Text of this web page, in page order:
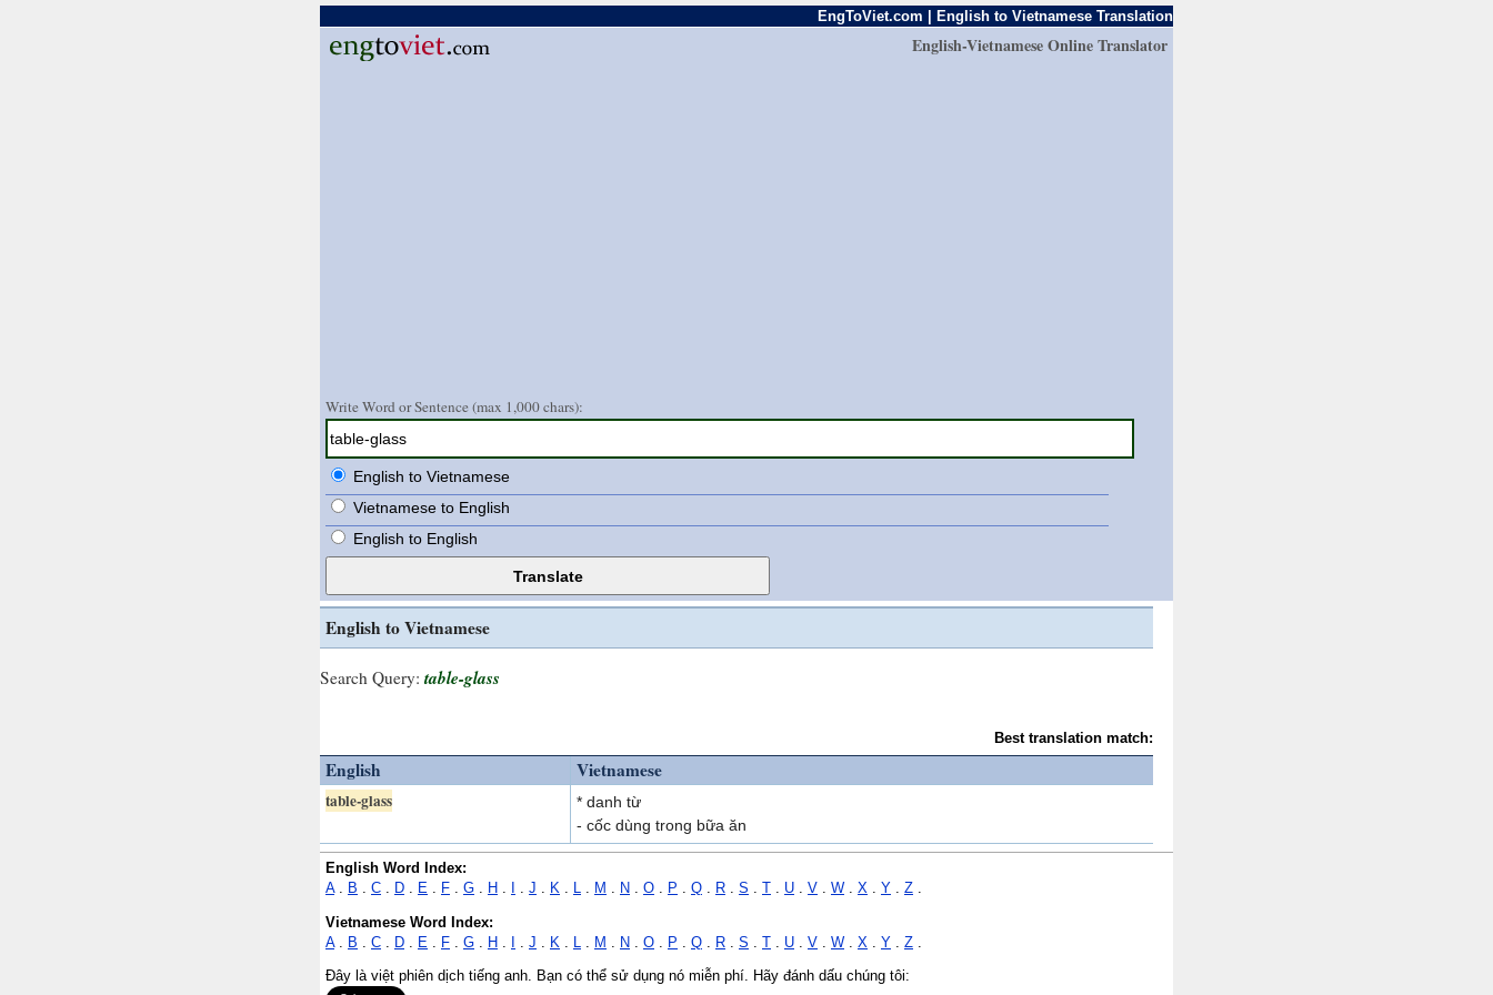
EngToViet.com | English to Vietnamese Translation
English-Vietnamese Online Translator
Write Word or Sentence (max 1,000 chars):
English to Vietnamese
Vietnamese to English
English to English
English to Vietnamese
Search Query: table-glass
Best translation match:
English Vietnamese
table-glass
* danh từ
- cốc dùng trong bữa ăn
English Word Index:
A. B . C . D . E . F . G . H . . J . K . L . M . N . O . P . Q . R . S . . U . V . W . X . Y . Z .
Vietnamese Word Index:
A. B C D E F G H J K M N O P Q R S T U V W X Y Z
Đây là việt phiên dịch tiếng anh. Bạn có thể sử dụng nó miễn phí. Hãy đánh dấu chúng tôi: